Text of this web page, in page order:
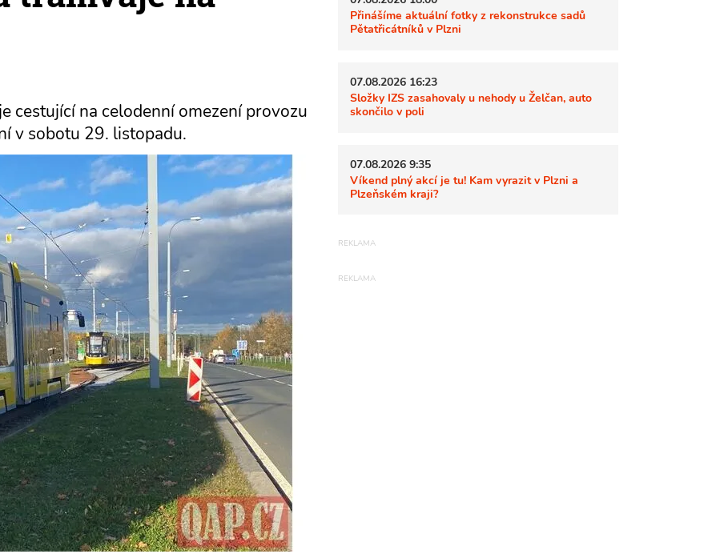
cestující na celodenní omezení provozu
v sobotu 29. listopadu.
Přinášíme aktuální fotky z rekonstrukce sadů
Pětatřicátníků v Plzni
07.08.2026 16:23
Složky IZS zasahovaly u nehody u Želčan, auto
skončilo v poli
07.08.2026 9:35
Víkend plný akcí je tu! Kam vyrazit v Plzni a
Plzeňském kraji?